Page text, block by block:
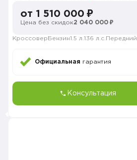
от 1 510 000 ₽
Цена без скидок2 040 000 ₽
Кроссовер Бензин1.5 л. 136 л.с. Передний
Официальная гарантия
Консультация